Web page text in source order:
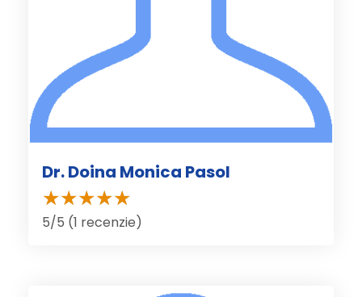
Dr. Doina Monica Pasol
5/5 (1 recenzie)